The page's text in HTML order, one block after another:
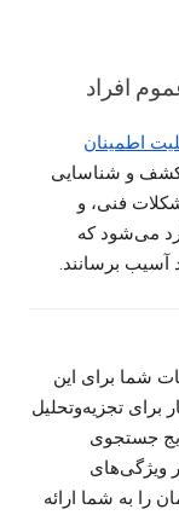
اطمینان
کشف و شناسایی
فنی، و
می‌شود که
شما برای این
تجزیه‌وتحلیل
جستجوی
را به شما ارائه